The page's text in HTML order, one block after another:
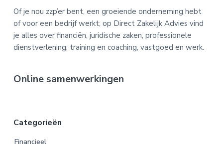
Of je nou zzp’er bent, een groeiende onderneming hebt
of voor een bedrijf werkt; op Direct Zakelijk Advies vind
je alles over financiën, juridische zaken, professionele
dienstverlening, training en coaching, vastgoed en werk.
Online samenwerkingen
Categorieën
Financieel